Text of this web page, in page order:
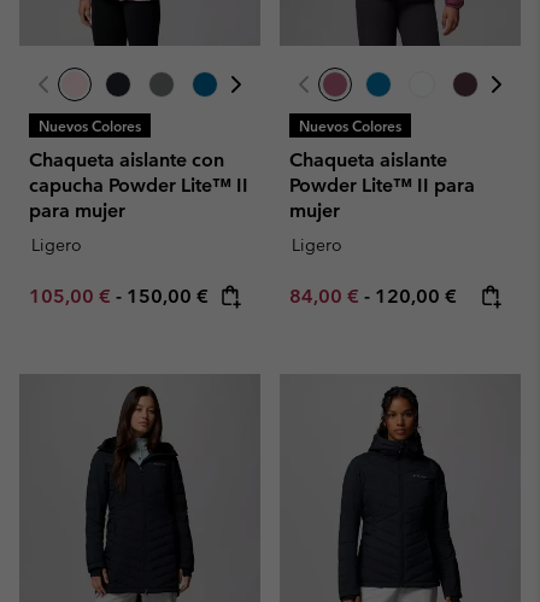
Nuevos Colores
Chaqueta aislante con
capucha Powder Lite™ II
para mujer
Ligero
Minimum sale price:
105,00 € - Maximum price:
150,00 €
Nuevos Colores
Chaqueta aislante
Powder Lite™ II para
mujer
Ligero
Minimum sale price:
84,00 € - Maximum price:
120,00 €